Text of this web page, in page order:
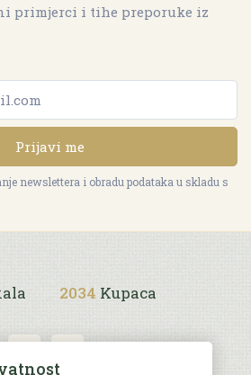
primjerci i tihe preporuke iz
Prijavi me
newslettera i obradu podataka u skladu s
2034 Kupaca